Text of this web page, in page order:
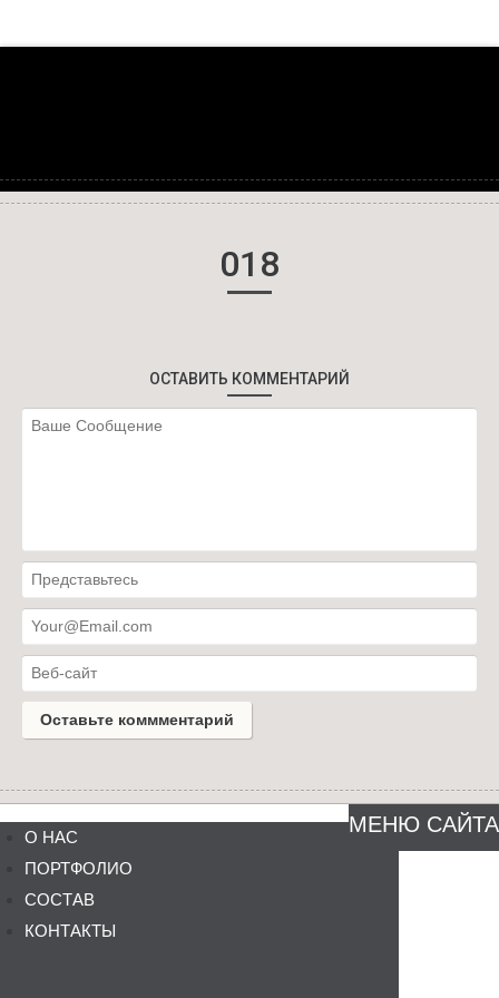
018
ОСТАВИТЬ КОММЕНТАРИЙ
МЕНЮ САЙТА
О НАС
ПОРТФОЛИО
СОСТАВ
КОНТАКТЫ